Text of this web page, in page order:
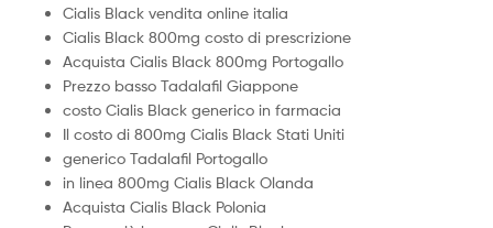
Cialis Black vendita online italia
Cialis Black 800mg costo di prescrizione
Acquista Cialis Black 800mg Portogallo
Prezzo basso Tadalafil Giappone
costo Cialis Black generico in farmacia
Il costo di 800mg Cialis Black Stati Uniti
generico Tadalafil Portogallo
in linea 800mg Cialis Black Olanda
Acquista Cialis Black Polonia